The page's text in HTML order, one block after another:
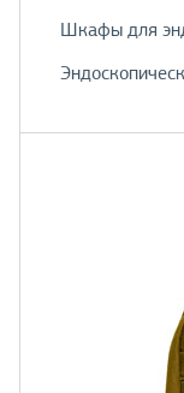
Шкафы для